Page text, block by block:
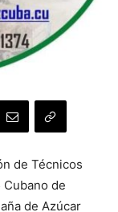
de Técnicos
de
de Azúcar